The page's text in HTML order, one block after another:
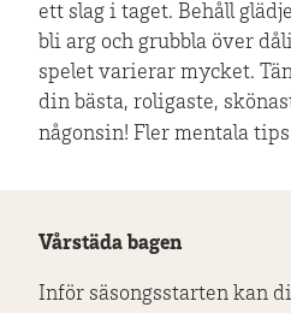
ett slag i taget. Behåll
bli arg och grubbla över
spelet varierar mycket.
din bästa, roligaste,
någonsin! Fler mentala
Vårstäda bagen
Inför säsongsstarten kan